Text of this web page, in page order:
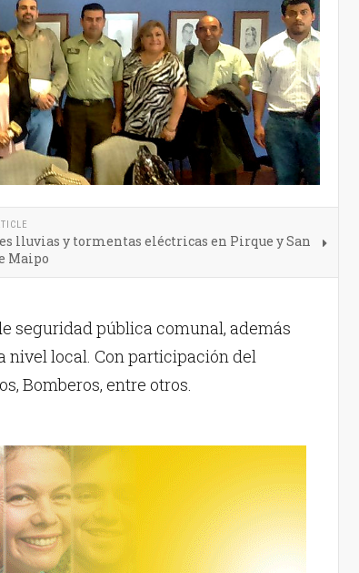
lluvias y tormentas eléctricas en Pirque y San
Maipo
seguridad pública comunal, además
nivel local. Con participación del
Bomberos, entre otros.